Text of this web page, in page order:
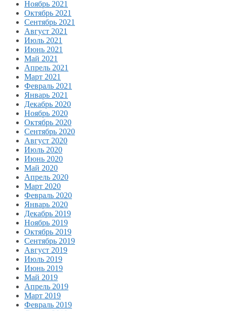
Ноябрь 2021
Октябрь 2021
Сентябрь 2021
Август 2021
Июль 2021
Июнь 2021
Май 2021
Апрель 2021
Март 2021
Февраль 2021
Январь 2021
Декабрь 2020
Ноябрь 2020
Октябрь 2020
Сентябрь 2020
Август 2020
Июль 2020
Июнь 2020
Май 2020
Апрель 2020
Март 2020
Февраль 2020
Январь 2020
Декабрь 2019
Ноябрь 2019
Октябрь 2019
Сентябрь 2019
Август 2019
Июль 2019
Июнь 2019
Май 2019
Апрель 2019
Март 2019
Февраль 2019